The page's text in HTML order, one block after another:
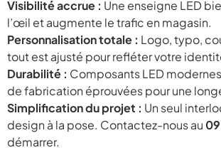
Visibilité accrue : Une enseigne LED
l’œil et augmente le trafic en magasin.
Personnalisation totale : Logo, typo,
tout est ajusté pour refléter votre
Durabilité : Composants LED
de fabrication éprouvées pour une
Simplification du projet : Un seul
design à la pose. Contactez-nous au
démarrer.